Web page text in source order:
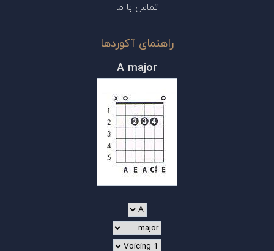
تماس با ما
راهنمای آکوردها
A major